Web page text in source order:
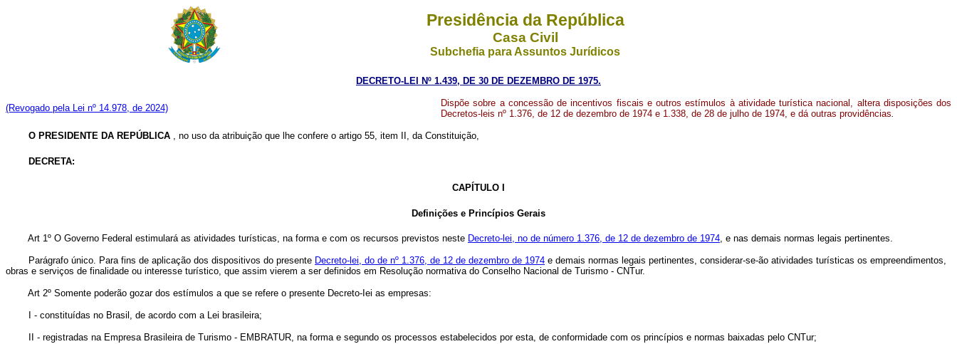
Presidência da República
Casa Civil
Subchefia para Assuntos Jurídicos
DECRETO-LEI Nº 1.439, DE 30 DE DEZEMBRO DE 1975.
(Revogado pela Lei nº 14.978, de 2024)
Dispõe sobre a concessão de incentivos fiscais e outros estímulos à atividade turística nacional, altera disposições dos
Decretos-leis nº 1.376, de 12 de dezembro de 1974 e 1.338, de 28 de julho de 1974, e dá outras providências.
O PRESIDENTE DA REPÚBLICA , no uso da atribuição que lhe confere o artigo 55, item II, da Constituição,
DECRETA:
CAPÍTULO I
Definições e Princípios Gerais
Art 1º O Governo Federal estimulará as atividades turísticas, na forma e com os recursos previstos neste Decreto-lei, no de número 1.376, de 12 de dezembro de 1974, e nas demais normas legais pertinentes.
Parágrafo único. Para fins de aplicação dos dispositivos do presente Decreto-lei, do de nº 1.376, de 12 de dezembro de 1974 e demais normas legais pertinentes, considerar-se-ão atividades turísticas os empreendimentos,
obras e serviços de finalidade ou interesse turístico, que assim vierem a ser definidos em Resolução normativa do Conselho Nacional de Turismo - CNTur.
Art 2º Somente poderão gozar dos estímulos a que se refere o presente Decreto-Iei as empresas:
I - constituídas no Brasil, de acordo com a Lei brasileira;
II - registradas na Empresa Brasileira de Turismo - EMBRATUR, na forma e segundo os processos estabelecidos por esta, de conformidade com os princípios e normas baixadas pelo CNTur;